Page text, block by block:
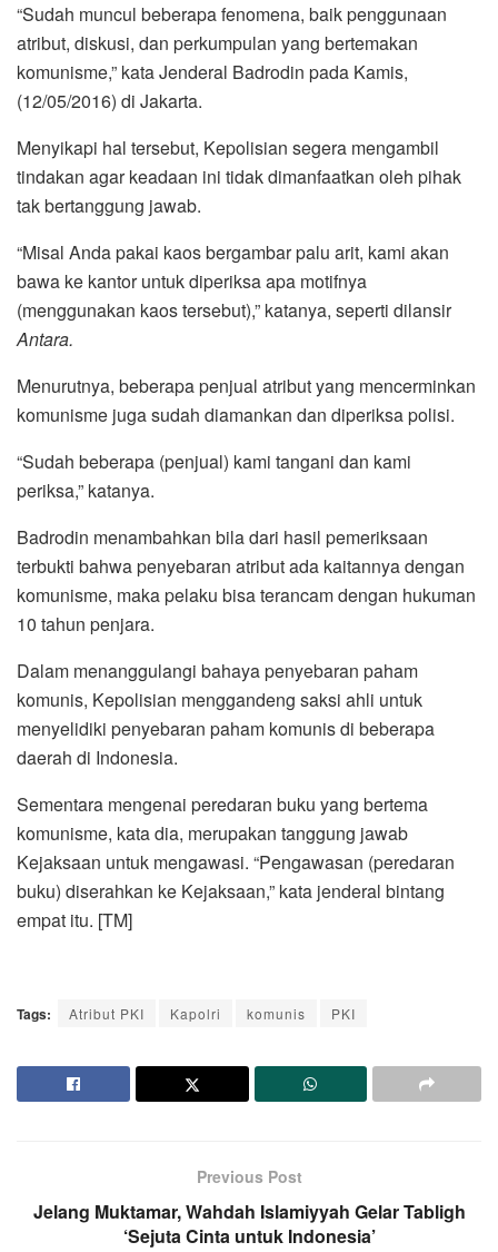
“Sudah muncul beberapa fenomena, baik penggunaan
atribut, diskusi, dan perkumpulan yang bertemakan
komunisme,” kata Jenderal Badrodin pada Kamis,
(12/05/2016) di Jakarta.
Menyikapi hal tersebut, Kepolisian segera mengambil
tindakan agar keadaan ini tidak dimanfaatkan oleh pihak
tak bertanggung jawab.
“Misal Anda pakai kaos bergambar palu arit, kami akan
bawa ke kantor untuk diperiksa apa motifnya
(menggunakan kaos tersebut),” katanya, seperti dilansir
Antara.
Menurutnya, beberapa penjual atribut yang mencerminkan
komunisme juga sudah diamankan dan diperiksa polisi.
“Sudah beberapa (penjual) kami tangani dan kami
periksa,” katanya.
Badrodin menambahkan bila dari hasil pemeriksaan
terbukti bahwa penyebaran atribut ada kaitannya dengan
komunisme, maka pelaku bisa terancam dengan hukuman
10 tahun penjara.
Dalam menanggulangi bahaya penyebaran paham
komunis, Kepolisian menggandeng saksi ahli untuk
menyelidiki penyebaran paham komunis di beberapa
daerah di Indonesia.
Sementara mengenai peredaran buku yang bertema
komunisme, kata dia, merupakan tanggung jawab
Kejaksaan untuk mengawasi. “Pengawasan (peredaran
buku) diserahkan ke Kejaksaan,” kata jenderal bintang
empat itu. [TM]
Tags: Atribut PKI Kapolri komunis PKI
Previous Post
Jelang Muktamar, Wahdah Islamiyyah Gelar Tabligh
‘Sejuta Cinta untuk Indonesia’